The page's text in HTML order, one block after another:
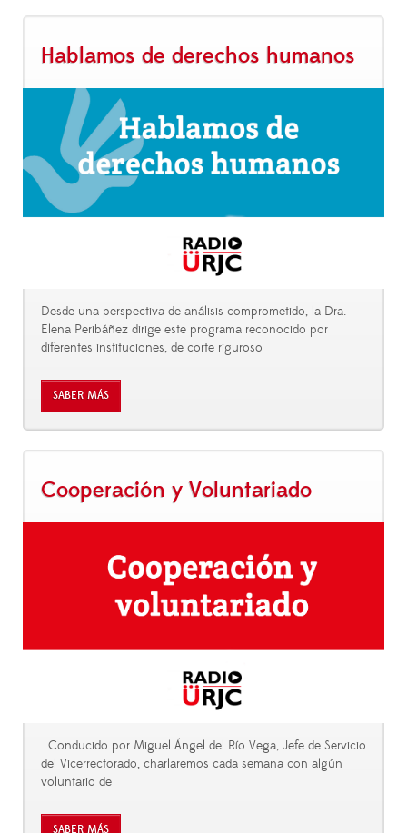
Hablamos de derechos humanos
Desde una perspectiva de análisis comprometido, la Dra.
Elena Peribáñez dirige este programa reconocido por
diferentes instituciones, de corte riguroso
SABER MÁS
Cooperación y Voluntariado
Conducido por Miguel Ángel del Río Vega, Jefe de Servicio
del Vicerrectorado, charlaremos cada semana con algún
voluntario de
SABER MÁS